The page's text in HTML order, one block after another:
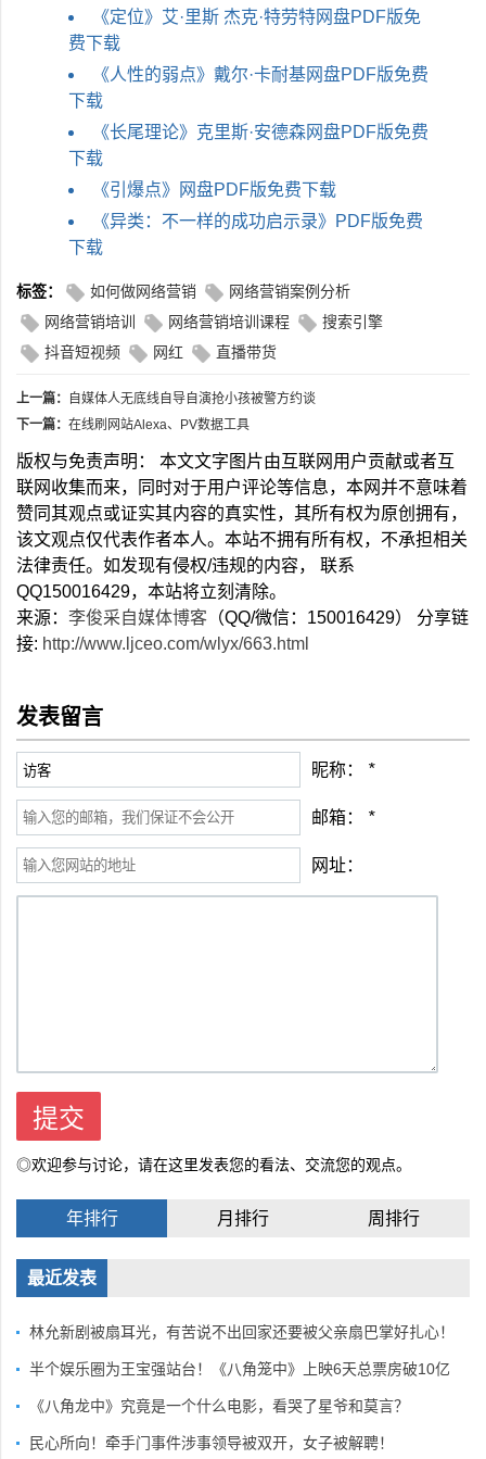
《定位》艾·里斯 杰克·特劳特网盘PDF版免
费下载
《人性的弱点》戴尔·卡耐基网盘PDF版免费
下载
《长尾理论》克里斯·安德森网盘PDF版免费
下载
《引爆点》网盘PDF版免费下载
《异类：不一样的成功启示录》PDF版免费
下载
标签： 如何做网络营销
网络营销案例分析
网络营销培训
网络营销培训课程
搜索引擎
抖音短视频
网红 直播带货
上一篇：
自媒体人无底线自导自演抢小孩被警方约谈
下一篇： 在线刷网站Alexa、PV数据工具
版权与免责声明： 本文文字图片由互联网用户贡献或者互
联网收集而来，同时对于用户评论等信息，本网并不意味着
赞同其观点或证实其内容的真实性，其所有权为原创拥有，
该文观点仅代表作者本人。本站不拥有所有权，不承担相关
法律责任。如发现有侵权/违规的内容， 联系
QQ150016429，本站将立刻清除。
来源： 李俊采自媒体博客 （QQ/微信：150016429） 分享链
接: http://www.ljceo.com/wlyx/663.html
发表留言
昵称： *
邮箱： *
网址：
◎欢迎参与讨论，请在这里发表您的看法、交流您的观点。
年排行 月排行 周排行
最近发表
林允新剧被扇耳光，有苦说不出回家还要被父亲扇巴掌好扎心！
半个娱乐圈为王宝强站台！《八角笼中》上映6天总票房破10亿
《八角龙中》究竟是一个什么电影，看哭了星爷和莫言？
民心所向！牵手门事件涉事领导被双开，女子被解聘！